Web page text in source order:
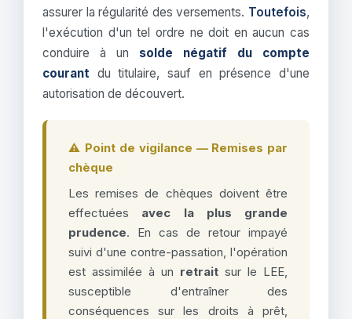
assurer la régularité des versements. Toutefois,
l'exécution d'un tel ordre ne doit en aucun cas
conduire à un solde négatif du compte
courant du titulaire, sauf en présence d'une
autorisation de découvert.
⚠️ Point de vigilance — Remises par
chèque
Les remises de chèques doivent être
effectuées avec la plus grande
prudence. En cas de retour impayé
suivi d'une contre-passation, l'opération
est assimilée à un retrait sur le LEE,
susceptible d'entraîner des
conséquences sur les droits à prêt,